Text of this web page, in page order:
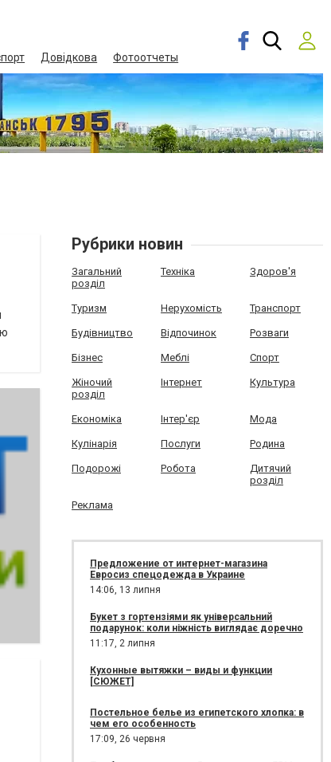
Довідкова Фотоотчеты
Рубрики новин
Загальний
розділ
Техніка Здоров'я
Туризм Нерухомість Транспорт
Будівництво Відпочинок Розваги
Бізнес Меблі Спорт
Жіночий
розділ
Інтернет Культура
Економіка Інтер'єр Мода
Кулінарія Послуги Родина
Подорожі Робота
Дитячий
розділ
Реклама
Предложение от интернет-магазина
Евросиз спецодежда в Украине
14:06, 13 липня
Букет з гортензіями як універсальний
подарунок: коли ніжність виглядає доречно
11:17, 2 липня
Кухонные вытяжки – виды и функции
[СЮЖЕТ]
Постельное белье из египетского хлопка: в
чем его особенность
17:09, 26 червня